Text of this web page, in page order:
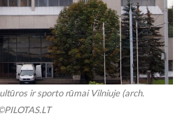
ir sporto rūmai Vilniuje (arch.